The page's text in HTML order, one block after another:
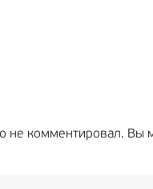
не комментировал. Вы